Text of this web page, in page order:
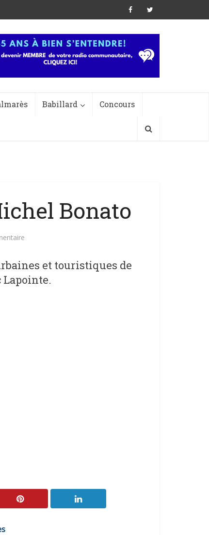
Babillard Concours
Bonato
et touristiques de
Lapointe.